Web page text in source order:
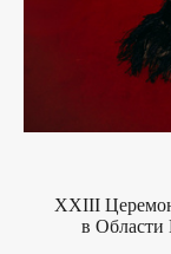
XXIII
в Области